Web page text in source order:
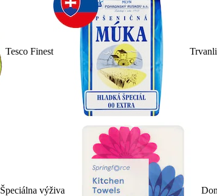
Tesco Finest
Špeciálna výživa